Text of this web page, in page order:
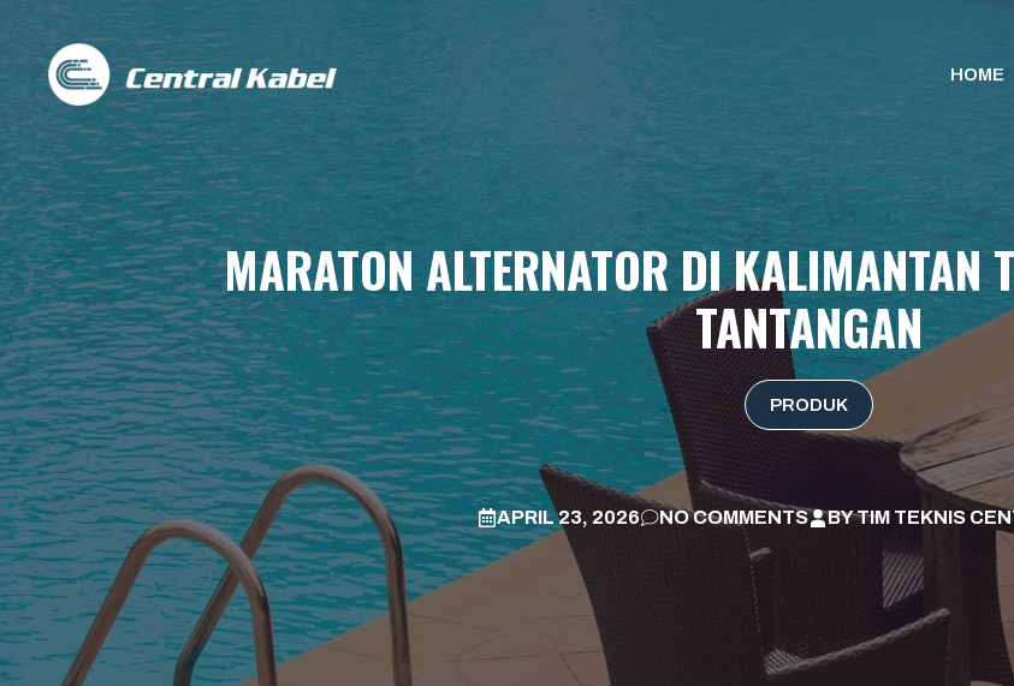
to
content
HOME
MARATON ALTERNATOR DI
TANTANGAN
PRODUK
APRIL 23, 2026 NO COMMENTS BYTIM TEKNIS